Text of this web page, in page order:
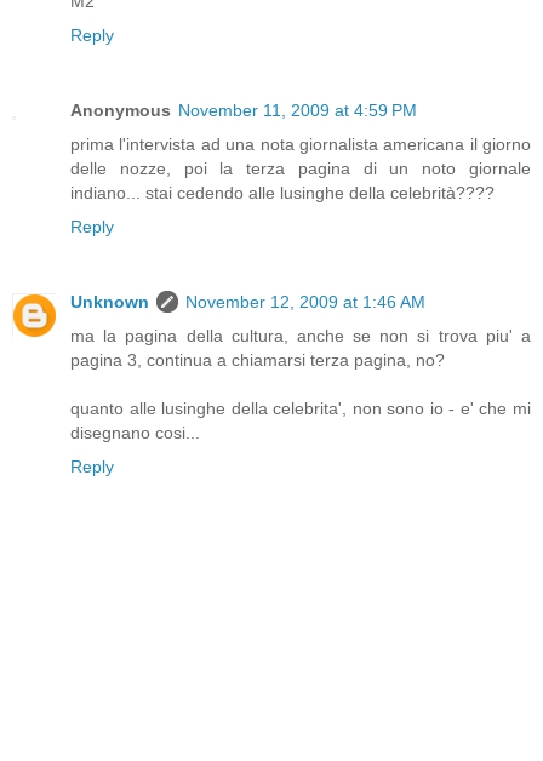
Reply
Anonymous November 11, 2009 at 4:59 PM
prima l'intervista ad una nota giornalista americana il giorno
delle nozze, poi la terza pagina di un noto giornale
indiano... stai cedendo alle lusinghe della celebrità????
Reply
Unknown
November 12, 2009 at 1:46 AM
ma la pagina della cultura, anche se non si trova piu' a
pagina 3, continua a chiamarsi terza pagina, no?
quanto alle lusinghe della celebrita', non sono io - e' che mi
disegnano cosi...
Reply